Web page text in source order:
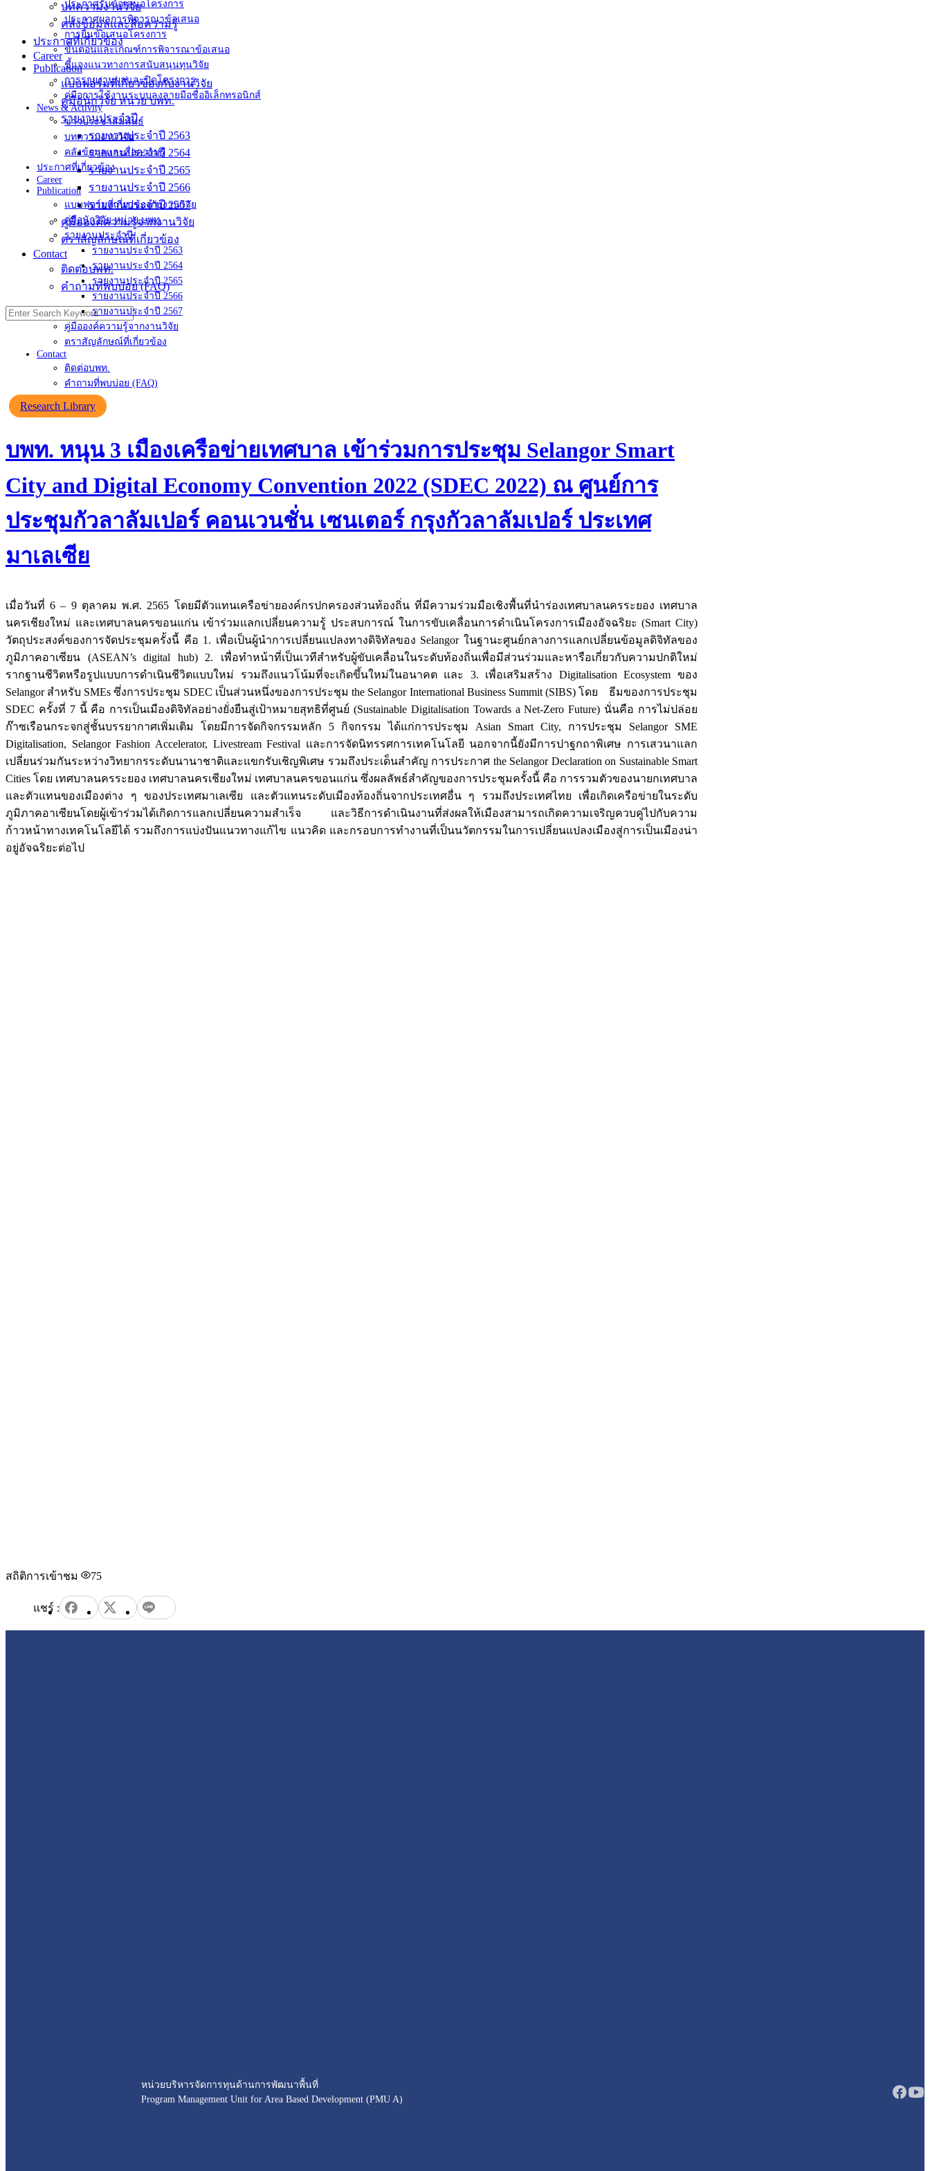
ประกาศรับข้อเสนอโครงการ
ประกาศผลการพิจารณาข้อเสนอ
การยื่นข้อเสนอโครงการ
ขั้นตอนและเกณฑ์การพิจารณาข้อเสนอ
ชี้แจงแนวทางการสนับสนุนทุนวิจัย
การรายงานผลและปิดโครงการ
คู่มือการใช้งานระบบลงลายมือชื่ออิเล็กทรอนิกส์
News & Activity
ข่าวประชาสัมพันธ์
บทความงานวิจัย
คลังข้อมูลและสื่อความรู้
ประกาศที่เกี่ยวข้อง
Career
Publication
แบบฟอร์มที่เกี่ยวข้องกับงานวิจัย
คู่มือนักวิจัย หน่วย บพท.
รายงานประจำปี
รายงานประจำปี 2563
รายงานประจำปี 2564
รายงานประจำปี 2565
รายงานประจำปี 2566
รายงานประจำปี 2567
คู่มือองค์ความรู้จากงานวิจัย
ตราสัญลักษณ์ที่เกี่ยวข้อง
Contact
ติดต่อบพท.
คำถามที่พบบ่อย (FAQ)
Research Library
บทความงานวิจัย
คลังข้อมูลและสื่อความรู้
ประกาศที่เกี่ยวข้อง
Career
Publication
แบบฟอร์มที่เกี่ยวข้องกับงานวิจัย
คู่มือนักวิจัย หน่วย บพท.
รายงานประจำปี
รายงานประจำปี 2563
รายงานประจำปี 2564
รายงานประจำปี 2565
รายงานประจำปี 2566
รายงานประจำปี 2567
คู่มือองค์ความรู้จากงานวิจัย
ตราสัญลักษณ์ที่เกี่ยวข้อง
Contact
ติดต่อบพท.
คำถามที่พบบ่อย (FAQ)
บพท. หนุน 3 เมืองเครือข่ายเทศบาล เข้าร่วมการประชุม Selangor Smart
City and Digital Economy Convention 2022 (SDEC 2022) ณ ศูนย์การ
ประชุมกัวลาลัมเปอร์ คอนเวนชั่น เซนเตอร์ กรุงกัวลาลัมเปอร์ ประเทศ
มาเลเซีย
เมื่อวันที่ 6 – 9 ตุลาคม พ.ศ. 2565 โดยมีตัวแทนเครือข่ายองค์กรปกครองส่วนท้องถิ่น ที่มีความร่วมมือเชิงพื้นที่นำร่องเทศบาลนครระยอง เทศบาล
นครเชียงใหม่ และเทศบาลนครขอนแก่น เข้าร่วมแลกเปลี่ยนความรู้ ประสบการณ์ ในการขับเคลื่อนการดำเนินโครงการเมืองอัจฉริยะ (Smart City)
วัตถุประสงค์ของการจัดประชุมครั้งนี้ คือ 1. เพื่อเป็นผู้นำการเปลี่ยนแปลงทางดิจิทัลของ Selangor ในฐานะศูนย์กลางการแลกเปลี่ยนข้อมูลดิจิทัลของ
ภูมิภาคอาเซียน (ASEAN’s digital hub) 2. เพื่อทำหน้าที่เป็นเวทีสำหรับผู้ขับเคลื่อนในระดับท้องถิ่นเพื่อมีส่วนร่วมและหารือเกี่ยวกับความปกติใหม่
รากฐานชีวิตหรือรูปแบบการดำเนินชีวิตแบบใหม่ รวมถึงแนวโน้มที่จะเกิดขึ้นใหม่ในอนาคต และ 3. เพื่อเสริมสร้าง Digitalisation Ecosystem ของ
Selangor สำหรับ SMEs ซึ่งการประชุม SDEC เป็นส่วนหนึ่งของการประชุม the Selangor International Business Summit (SIBS) โดย ธีมของการประชุม
SDEC ครั้งที่ 7 นี้ คือ การเป็นเมืองดิจิทัลอย่างยั่งยืนสู่เป้าหมายสุทธิที่ศูนย์ (Sustainable Digitalisation Towards a Net-Zero Future) นั่นคือ การไม่ปล่อย
ก๊าซเรือนกระจกสู่ชั้นบรรยากาศเพิ่มเติม โดยมีการจัดกิจกรรมหลัก 5 กิจกรรม ได้แก่การประชุม Asian Smart City, การประชุม Selangor SME
Digitalisation, Selangor Fashion Accelerator, Livestream Festival และการจัดนิทรรศการเทคโนโลยี นอกจากนี้ยังมีการปาฐกถาพิเศษ การเสวนาแลก
เปลี่ยนร่วมกันระหว่างวิทยากรระดับนานาชาติและแขกรับเชิญพิเศษ รวมถึงประเด็นสำคัญ การประกาศ the Selangor Declaration on Sustainable Smart
Cities โดย เทศบาลนครระยอง เทศบาลนครเชียงใหม่ เทศบาลนครขอนแก่น ซึ่งผลลัพธ์สำคัญของการประชุมครั้งนี้ คือ การรวมตัวของนายกเทศบาล
และตัวแทนของเมืองต่าง ๆ ของประเทศมาเลเซีย และตัวแทนระดับเมืองท้องถิ่นจากประเทศอื่น ๆ รวมถึงประเทศไทย เพื่อเกิดเครือข่ายในระดับ
ภูมิภาคอาเซียนโดยผู้เข้าร่วมได้เกิดการแลกเปลี่ยนความสำเร็จ และวิธีการดำเนินงานที่ส่งผลให้เมืองสามารถเกิดความเจริญควบคู่ไปกับความ
ก้าวหน้าทางเทคโนโลยีได้ รวมถึงการแบ่งปันแนวทางแก้ไข แนวคิด และกรอบการทำงานที่เป็นนวัตกรรมในการเปลี่ยนแปลงเมืองสู่การเป็นเมืองน่า
อยู่อัจฉริยะต่อไป
สถิติการเข้าชม 75
หน่วยบริหารจัดการทุนด้านการพัฒนาพื้นที่
Program Management Unit for Area Based Development (PMU A)